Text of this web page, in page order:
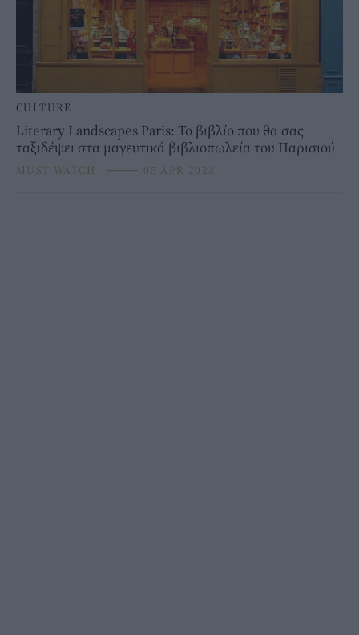
CULTURE
Literary Landscapes Paris: Το βιβλίο που θα σας
ταξιδέψει στα μαγευτικά βιβλιοπωλεία του Παρισιού
MUST WATCH ⸻ 05 APR 2023